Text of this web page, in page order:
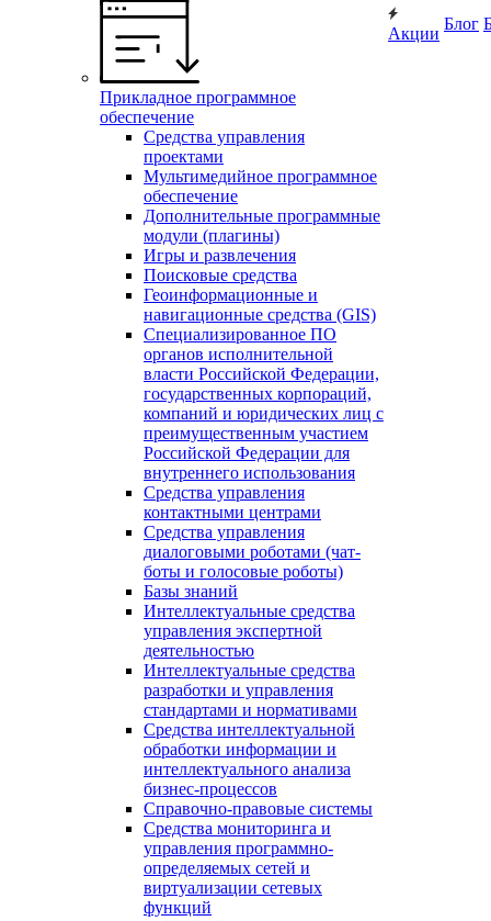
Прикладное программное
обеспечение
Средства управления
проектами
Мультимедийное программное
обеспечение
Дополнительные программные
модули (плагины)
Игры и развлечения
Поисковые средства
Геоинформационные и
навигационные средства (GIS)
Специализированное ПО
органов исполнительной
власти Российской Федерации,
государственных корпораций,
компаний и юридических лиц с
преимущественным участием
Российской Федерации для
внутреннего использования
Средства управления
контактными центрами
Средства управления
диалоговыми роботами (чат-
боты и голосовые роботы)
Базы знаний
Интеллектуальные средства
управления экспертной
деятельностью
Интеллектуальные средства
разработки и управления
стандартами и нормативами
Средства интеллектуальной
обработки информации и
интеллектуального анализа
бизнес-процессов
Справочно-правовые системы
Средства мониторинга и
управления программно-
определяемых сетей и
виртуализации сетевых
функций
Акции
Блог